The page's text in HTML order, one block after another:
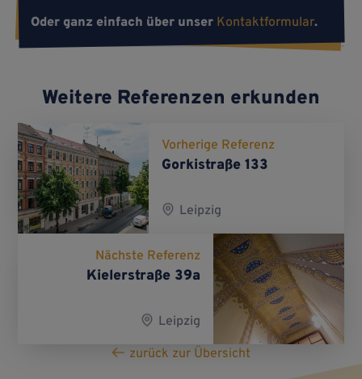
Oder ganz einfach über unser Kontaktformular.
Weitere Referenzen erkunden
Vorherige Referenz
Gorkistraße 133
Leipzig
Nächste Referenz
Kielerstraße 39a
Leipzig
zurück zur Übersicht